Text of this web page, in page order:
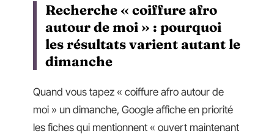
Recherche « coiffure afro
autour de moi » : pourquoi
les résultats varient autant le
dimanche
Quand vous tapez « coiffure afro autour de
moi » un dimanche, Google affiche en priorité
les fiches qui mentionnent « ouvert maintenant